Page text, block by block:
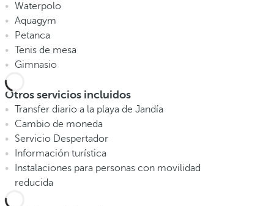
Waterpolo
Aquagym
Petanca
Tenis de mesa
Gimnasio
Otros servicios incluidos
Transfer diario a la playa de Jandía
Cambio de moneda
Servicio Despertador
Información turística
Instalaciones para personas con movilidad
reducida